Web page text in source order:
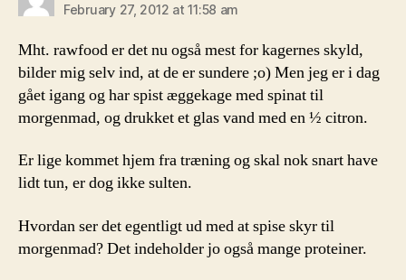
February 27, 2012 at 11:58 am
Mht. rawfood er det nu også mest for kagernes skyld,
bilder mig selv ind, at de er sundere ;o) Men jeg er i dag
gået igang og har spist æggekage med spinat til
morgenmad, og drukket et glas vand med en ½ citron.
Er lige kommet hjem fra træning og skal nok snart have
lidt tun, er dog ikke sulten.
Hvordan ser det egentligt ud med at spise skyr til
morgenmad? Det indeholder jo også mange proteiner.